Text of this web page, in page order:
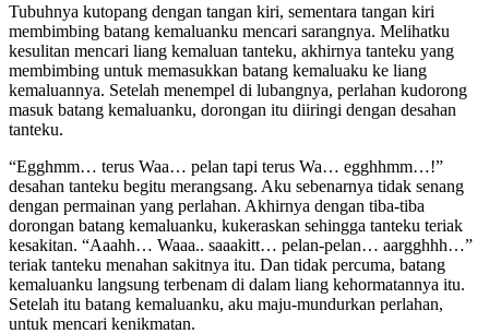
Tubuhnya kutopang dengan tangan kiri, sementara tangan kiri
membimbing batang kemaluanku mencari sarangnya. Melihatku
kesulitan mencari liang kemaluan tanteku, akhirnya tanteku yang
membimbing untuk memasukkan batang kemaluaku ke liang
kemaluannya. Setelah menempel di lubangnya, perlahan kudorong
masuk batang kemaluanku, dorongan itu diiringi dengan desahan
tanteku.
“Egghmm… terus Waa… pelan tapi terus Wa… egghhmm…!”
desahan tanteku begitu merangsang. Aku sebenarnya tidak senang
dengan permainan yang perlahan. Akhirnya dengan tiba-tiba
dorongan batang kemaluanku, kukeraskan sehingga tanteku teriak
kesakitan. “Aaahh… Waaa.. saaakitt… pelan-pelan… aargghhh…”
teriak tanteku menahan sakitnya itu. Dan tidak percuma, batang
kemaluanku langsung terbenam di dalam liang kehormatannya itu.
Setelah itu batang kemaluanku, aku maju-mundurkan perlahan,
untuk mencari kenikmatan.